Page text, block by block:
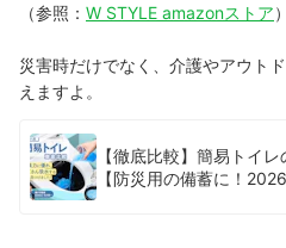
（参照： W STYLE amazonストア）
災害時だけでなく、介護やアウト
えますよ。
【徹底比較】簡易トイ
【防災用の備蓄に！2026